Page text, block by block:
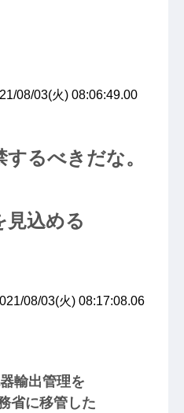
08/03(火) 08:06:49.00
るべきだな。
見込める
08/03(火) 08:17:08.06
輸出管理を
省に移管した